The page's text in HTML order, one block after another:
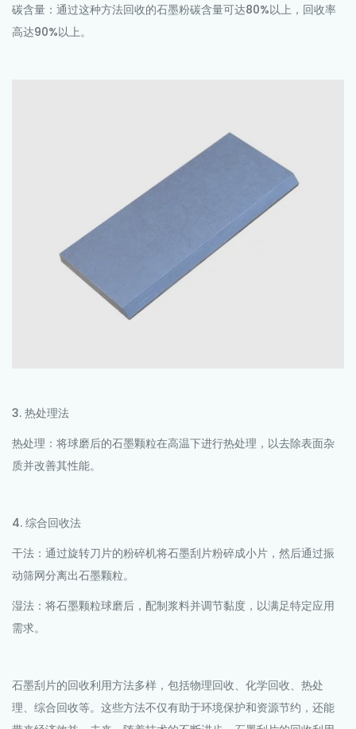
碳含量：通过这种方法回收的石墨粉碳含量可达80%以上，回收率
高达90%以上。
3. 热处理法
热处理：将球磨后的石墨颗粒在高温下进行热处理，以去除表面杂
质并改善其性能。
4. 综合回收法
干法：通过旋转刀片的粉碎机将石墨刮片粉碎成小片，然后通过振
动筛网分离出石墨颗粒。
湿法：将石墨颗粒球磨后，配制浆料并调节黏度，以满足特定应用
需求。
石墨刮片的回收利用方法多样，包括物理回收、化学回收、热处
理、综合回收等。这些方法不仅有助于环境保护和资源节约，还能